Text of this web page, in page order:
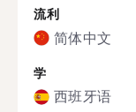
流利
简体中文
学
西班牙语